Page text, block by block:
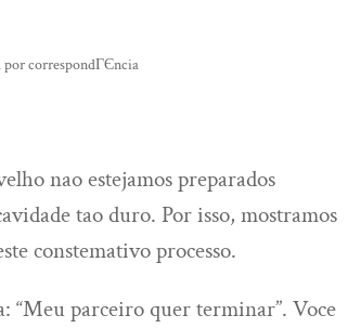
por correspondГЄncia
nao estejamos preparados
tao duro. Por isso, mostramos
constemativo processo.
“Meu parceiro quer terminar”. Voce